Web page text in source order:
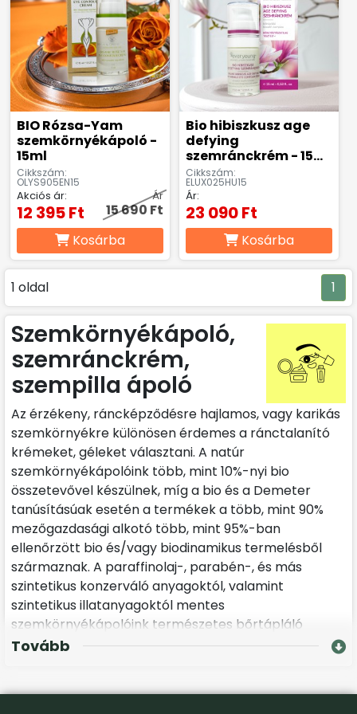
BIO Rózsa-Yam
szemkörnyékápoló -
15ml
Cikkszám:
OLYS905EN15
Akciós ár:
12 395 Ft
Ár
15 690 Ft
Kosárba
Bio hibiszkusz age
defying
szemránckrém - 15
ml
Cikkszám:
ELUX025HU15
Ár:
23 090 Ft
Kosárba
1 oldal 1
Szemkörnyékápoló,
szemránckrém,
szempilla ápoló
Az érzékeny, ráncképződésre hajlamos, vagy karikás
szemkörnyékre különösen érdemes a ránctalanító
krémeket, géleket választani. A natúr
szemkörnyékápolóink több, mint 10%-nyi bio
összetevővel készülnek, míg a bio és a Demeter
tanúsításúak esetén a termékek a több, mint 90%
mezőgazdasági alkotó több, mint 95%-ban
ellenőrzött bio és/vagy biodinamikus termelésből
származnak. A paraffinolaj-, parabén-, és más
szintetikus konzerváló anyagoktól, valamint
szintetikus illatanyagoktól mentes
szemkörnyékápolóink természetes bőrtápláló
hatóanyagokban rendkívül gazdagok.
A. A. Szépítő Szérum, ami „superfood” a bőrnek.
Tovább